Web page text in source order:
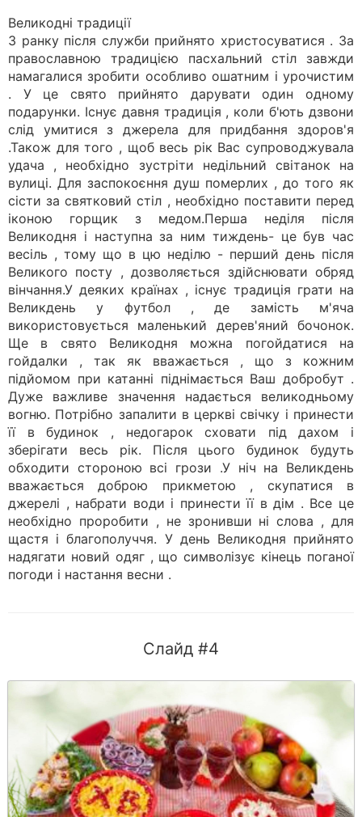
Великодні традиції
З ранку після служби прийнято христосуватися . За
православною традицією пасхальний стіл завжди
намагалися зробити особливо ошатним і урочистим
. У це свято прийнято дарувати один одному
подарунки. Існує давня традиція , коли б'ють дзвони
слід умитися з джерела для придбання здоров'я
.Також для того , щоб весь рік Вас супроводжувала
удача , необхідно зустріти недільний світанок на
вулиці. Для заспокоєння душ померлих , до того як
сісти за святковий стіл , необхідно поставити перед
іконою горщик з медом.Перша неділя після
Великодня і наступна за ним тиждень- це був час
весіль , тому що в цю неділю - перший день після
Великого посту , дозволяється здійснювати обряд
вінчання.У деяких країнах , існує традиція грати на
Великдень у футбол , де замість м'яча
використовується маленький дерев'яний бочонок.
Ще в свято Великодня можна погойдатися на
гойдалки , так як вважається , що з кожним
підйомом при катанні піднімається Ваш добробут .
Дуже важливе значення надається великодньому
вогню. Потрібно запалити в церкві свічку і принести
її в будинок , недогарок сховати під дахом і
зберігати весь рік. Після цього будинок будуть
обходити стороною всі грози .У ніч на Великдень
вважається доброю прикметою , скупатися в
джерелі , набрати води і принести її в дім . Все це
необхідно проробити , не зронивши ні слова , для
щастя і благополуччя. У день Великодня прийнято
надягати новий одяг , що символізує кінець поганої
погоди і настання весни .
Слайд #4